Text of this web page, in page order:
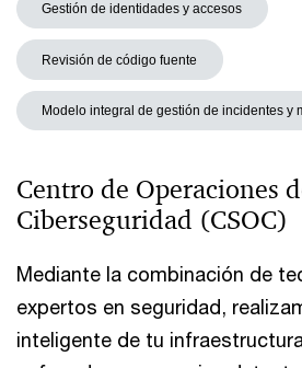
Gestión de identidades y accesos
Revisión de código fuente
Modelo integral de gestión de incidentes y
Centro de Operaciones
Ciberseguridad (CSOC)
Mediante la combinación de
expertos en seguridad,
inteligente de tu